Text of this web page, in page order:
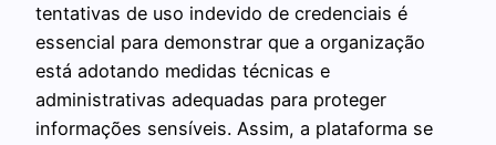
tentativas de uso indevido de credenciais é
essencial para demonstrar que a organização
está adotando medidas técnicas e
administrativas adequadas para proteger
informações sensíveis. Assim, a plataforma se